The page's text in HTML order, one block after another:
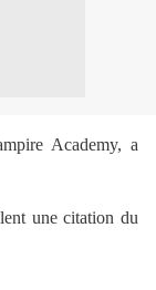
Academy, a
une citation du